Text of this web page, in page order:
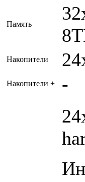
Память
Накопители
Накопители +
-